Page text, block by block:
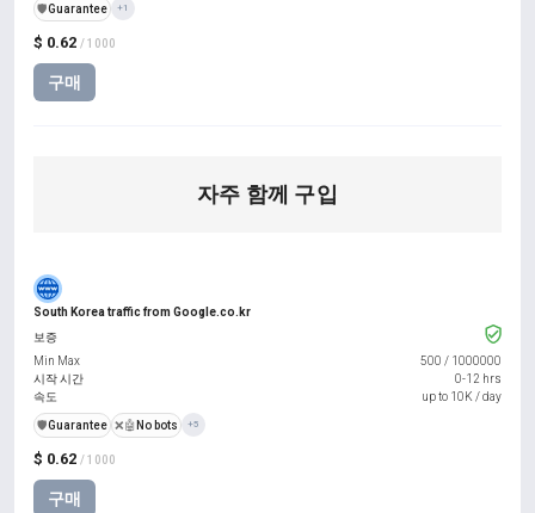
$ 0.62 / 1000
구매
️🛡️Guarantee +1
자주 함께 구입
South Korea traffic from Google.co.kr
$ 0.62 / 1000
구매
보증
Min Max
500 / 1000000
시작 시간
0-12 hrs
속도
up to 10K / day
️🛡️Guarantee ❌🤖 No bots +5